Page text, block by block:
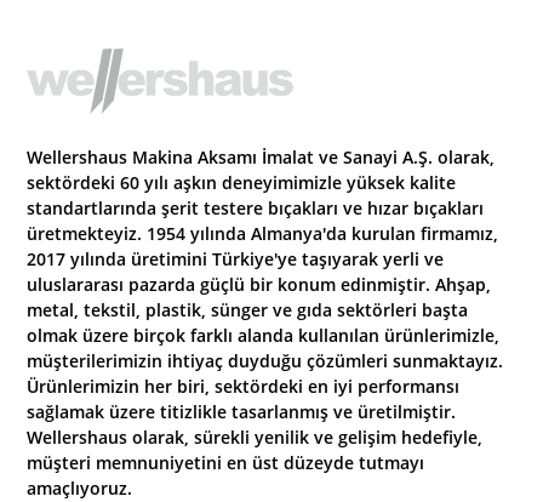
Wellershaus Makina Aksamı İmalat ve Sanayi A.Ş. olarak,
sektördeki 60 yılı aşkın deneyimimizle yüksek kalite
standartlarında şerit testere bıçakları ve hızar bıçakları
üretmekteyiz. 1954 yılında Almanya'da kurulan firmamız,
2017 yılında üretimini Türkiye'ye taşıyarak yerli ve
uluslararası pazarda güçlü bir konum edinmiştir. Ahşap,
metal, tekstil, plastik, sünger ve gıda sektörleri başta
olmak üzere birçok farklı alanda kullanılan ürünlerimizle,
müşterilerimizin ihtiyaç duyduğu çözümleri sunmaktayız.
Ürünlerimizin her biri, sektördeki en iyi performansı
sağlamak üzere titizlikle tasarlanmış ve üretilmiştir.
Wellershaus olarak, sürekli yenilik ve gelişim hedefiyle,
müşteri memnuniyetini en üst düzeyde tutmayı
amaçlıyoruz.